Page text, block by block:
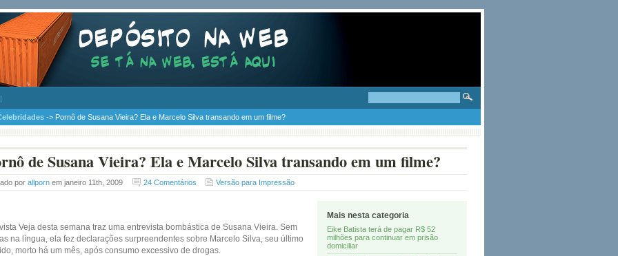
-> Pornô de Susana Vieira? Ela e Marcelo Silva transando em um filme?
de Susana Vieira? Ela e Marcelo Silva transando em um filme?
por allporn em janeiro 11th, 2009 24 Comentários Versão para Impressão
Veja desta semana traz uma entrevista bombástica de Susana Vieira. Sem
na língua, ela fez declarações surpreendentes sobre Marcelo Silva, seu último
morto há um mês, após consumo excessivo de drogas.
Mais nesta categoria
Eike Batista terá de pagar R$ 52
milhões para continuar em prisão
domiciliar